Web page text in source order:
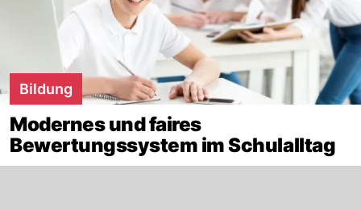
Bildung
Modernes und faires
Bewertungssystem im Schulalltag